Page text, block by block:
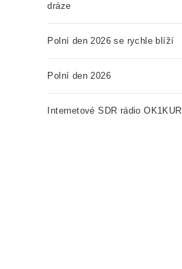
dráze
Polní den 2026 se rychle blíží
Polní den 2026
Internetové SDR rádio OK1KUR